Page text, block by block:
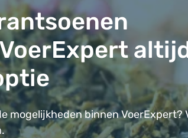
mogelijkheden binnen VoerExpert?